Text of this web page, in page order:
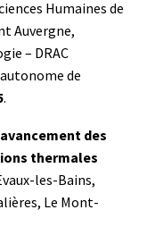
Humaines de
Auvergne,
– DRAC
de
.
des
thermales
les-Bains,
Le Mont-